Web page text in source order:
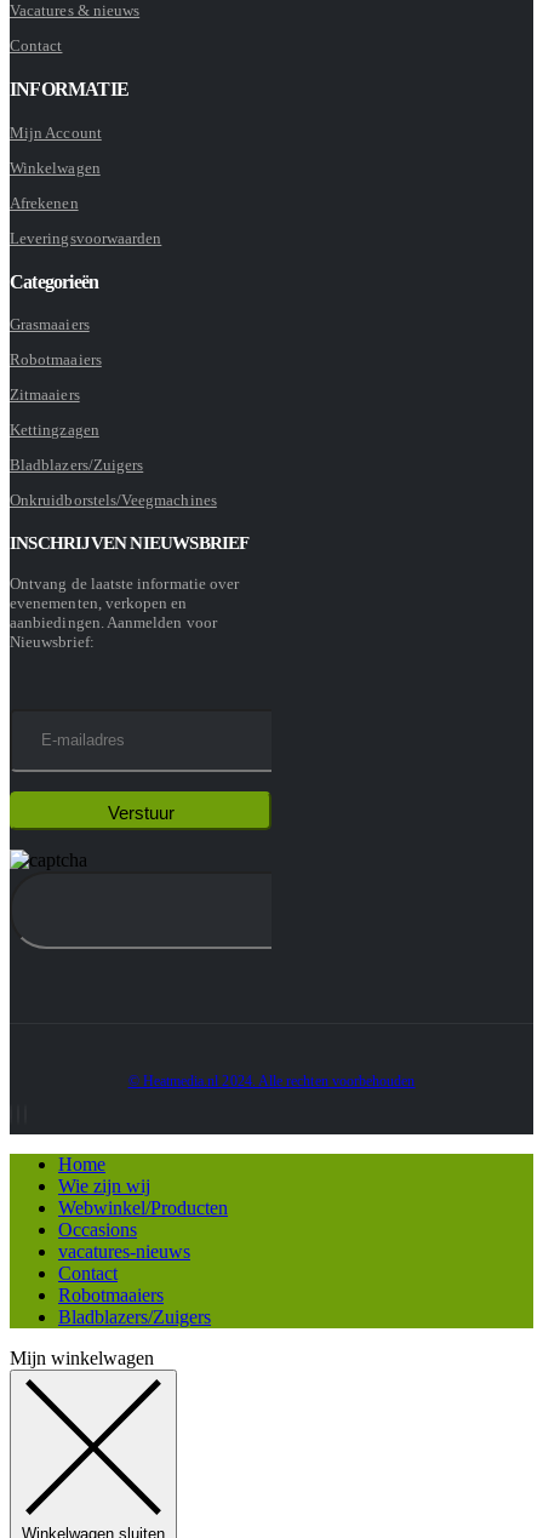
Vacatures & nieuws
Contact
INFORMATIE
Mijn Account
Winkelwagen
Afrekenen
Leveringsvoorwaarden
Categorieën
Grasmaaiers
Robotmaaiers
Zitmaaiers
Kettingzagen
Bladblazers/Zuigers
Onkruidborstels/Veegmachines
INSCHRIJVEN NIEUWSBRIEF
Ontvang de laatste informatie over
evenementen, verkopen en
aanbiedingen. Aanmelden voor
Nieuwsbrief:
© Heatmedia.nl 2024. Alle rechten voorbehouden
Home
Wie zijn wij
Webwinkel/Producten
Occasions
vacatures-nieuws
Contact
Robotmaaiers
Bladblazers/Zuigers
Mijn winkelwagen
Winkelwagen sluiten